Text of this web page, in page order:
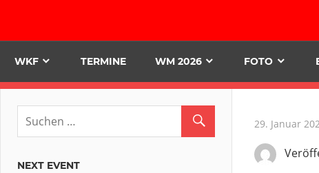
WKF TERMINE WM 2026 FOTO
29. Januar
NEXT EVENT